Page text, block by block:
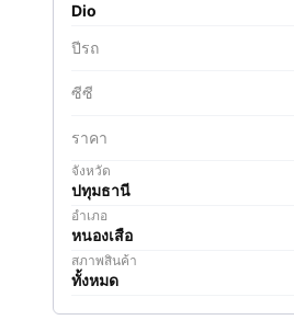
Dio
ปีรถ
ซีซี
ราคา
จังหวัด
ปทุมธานี
อำเภอ
หนองเสือ
สภาพสินค้า
ทั้งหมด